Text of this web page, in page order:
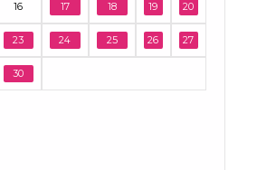
16 17 18 19 20
23 24 25 26 27
30